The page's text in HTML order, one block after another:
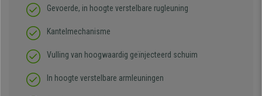
Gevoerde, in hoogte verstelbare rugleuning
Kantelmechanisme
Vulling van hoogwaardig geïnjecteerd schuim
In hoogte verstelbare armleuningen